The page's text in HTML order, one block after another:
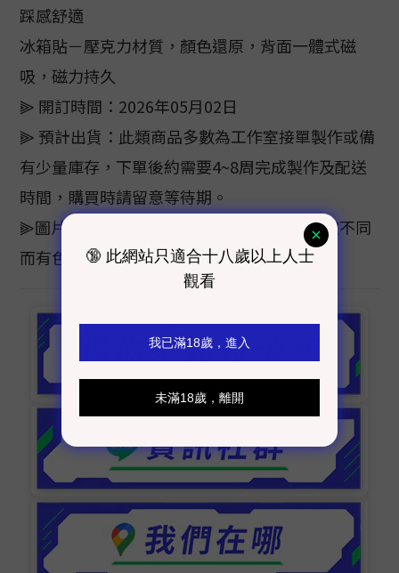
踩感舒適
冰箱貼－壓克力材質，顏色還原，背面一體式磁
吸，磁力持久
⫸ 開訂時間：2026年05月02日
⫸ 預計出貨：此類商品多數為工作室接單製作或備
有少量庫存，下單後約需要4~8周完成製作及配送
時間，購買時請留意等待期。
⫸圖片顏色僅供參考，色樣會因電腦螢幕設定不同
而有色差，顏色以實際商品為主